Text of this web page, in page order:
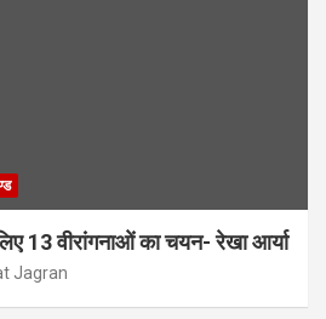
13 वीरांगनाओं का चयन- रेखा आर्या
Jagran